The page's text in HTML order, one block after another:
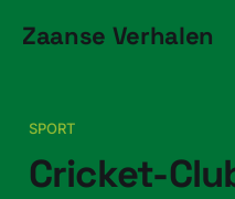
Zaanse Verhalen
SPORT
Cricket-